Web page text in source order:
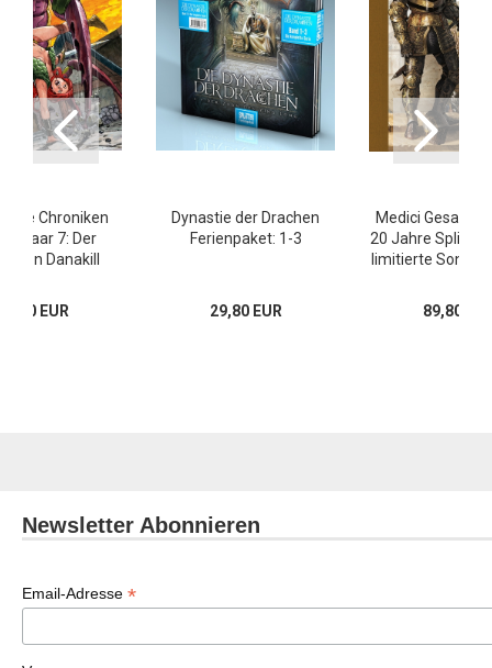
Die Chroniken
7: Der
von Danakill
EUR
Dynastie der Drachen
Ferienpaket: 1-3
29,80 EUR
Medici
20 Jahre Splitter
limitierte
89,80
Newsletter Abonnieren
Email-Adresse *